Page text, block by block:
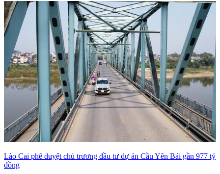
Lào Cai phê duyệt chủ trương đầu tư dự án Cầu Yên Bái gần 977 tỷ
đồng